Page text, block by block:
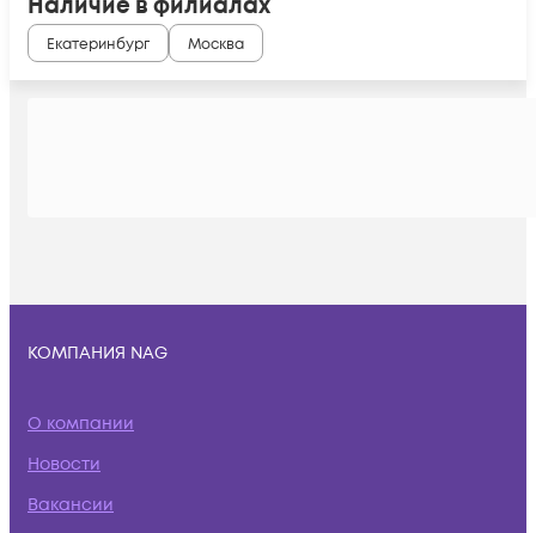
Екатеринбург Москва
КОМПАНИЯ NAG
О компании
Новости
Вакансии